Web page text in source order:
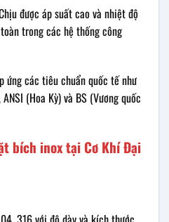
được áp suất cao và nhiệt độ
trong các hệ thống công
ứng các tiêu chuẩn quốc tế như
(Hoa Kỳ) và BS (Vương quốc
bích inox tại Cơ Khí Đại